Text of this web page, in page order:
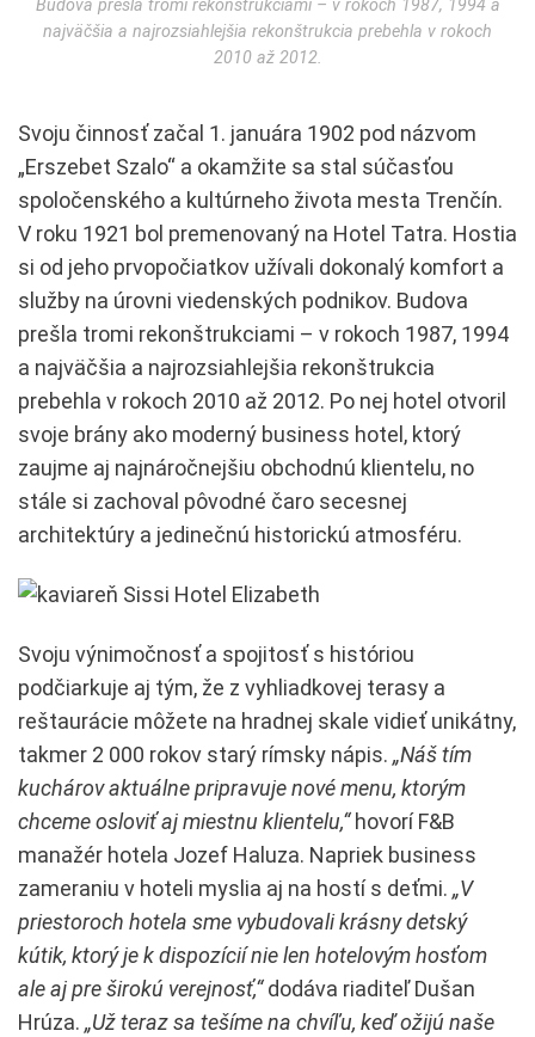
Budova prešla tromi rekonštrukciami – v rokoch 1987, 1994 a
najväčšia a najrozsiahlejšia rekonštrukcia prebehla v rokoch
2010 až 2012.
Svoju činnosť začal 1. januára 1902 pod názvom
„Erszebet Szalo“ a okamžite sa stal súčasťou
spoločenského a kultúrneho života mesta Trenčín.
V roku 1921 bol premenovaný na Hotel Tatra. Hostia
si od jeho prvopočiatkov užívali dokonalý komfort a
služby na úrovni viedenských podnikov. Budova
prešla tromi rekonštrukciami – v rokoch 1987, 1994
a najväčšia a najrozsiahlejšia rekonštrukcia
prebehla v rokoch 2010 až 2012. Po nej hotel otvoril
svoje brány ako moderný business hotel, ktorý
zaujme aj najnáročnejšiu obchodnú klientelu, no
stále si zachoval pôvodné čaro secesnej
architektúry a jedinečnú historickú atmosféru.
Svoju výnimočnosť a spojitosť s históriou
podčiarkuje aj tým, že z vyhliadkovej terasy a
reštaurácie môžete na hradnej skale vidieť unikátny,
takmer 2 000 rokov starý rímsky nápis. „Náš tím
kuchárov aktuálne pripravuje nové menu, ktorým
chceme osloviť aj miestnu klientelu,“hovorí F&B
manažér hotela Jozef Haluza. Napriek business
zameraniu v hoteli myslia aj na hostí s deťmi. „V
priestoroch hotela sme vybudovali krásny detský
kútik, ktorý je k dispozícií nie len hotelovým hosťom
ale aj pre širokú verejnosť,“dodáva riaditeľ Dušan
Hrúza. „Už teraz sa tešíme na chvíľu, keď ožijú naše